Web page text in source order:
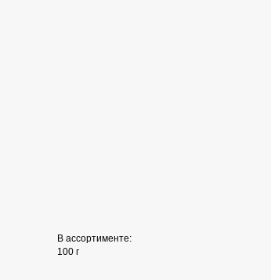
В ассортименте:
100 г